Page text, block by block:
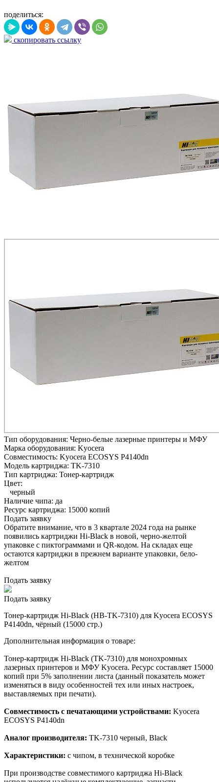
поделиться:
скопировать ссылку
Тип оборудования: Черно-белые лазерные принтеры и МФУ
Марка оборудования: Kyocera
Совместимость: Kyocera ECOSYS P4140dn
Модель картриджа: TK-7310
Тип картриджа: Тонер-картридж
Цвет:
черный
Наличие чипа: да
Ресурс картриджа: 15000 копий
Подать заявку
Обратите внимание, что в 3 квартале 2024 года на рынке
появились картриджи Hi-Black в новой, черно-желтой
упаковке с пиктограммами и QR-кодом. На складах еще
остаются картриджи в прежнем варианте упаковки, бело-
желтом
Подать заявку
Подать заявку
Тонер-картридж Hi-Black (HB-TK-7310) для Kyocera ECOSYS
P4140dn, чёрный (15000 стр.)
Дополнительная информация о товаре:
Тонер-картридж Hi-Black (TK-7310) для монохромных
лазерных принтеров и МФУ Kyocera. Ресурс составляет 15000
копий при 5% заполнении листа (данный показатель может
изменяться в виду особенностей тех или иных настроек,
выставляемых при печати).
Совместимость с печатающими устройствами: Kyocera
ECOSYS P4140dn
Аналог производителя: TK-7310 черный, Black
Характеристики: с чипом, в технической коробке
При производстве совместимого картриджа Hi-Black